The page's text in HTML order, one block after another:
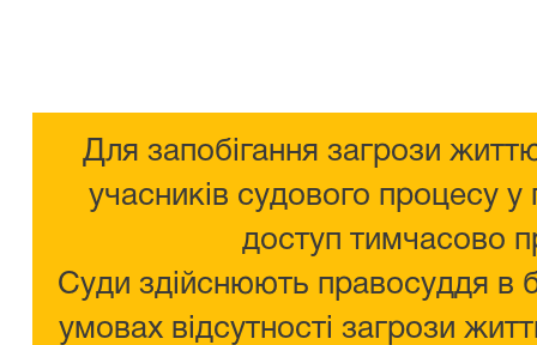
Для запобігання загрози
учасників судового процесу у
доступ тимчасово
Суди здійснюють правосуддя в
умовах відсутності загрози